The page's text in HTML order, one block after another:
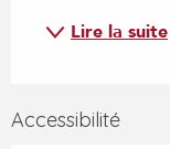
Lire la suite
Accessibilité